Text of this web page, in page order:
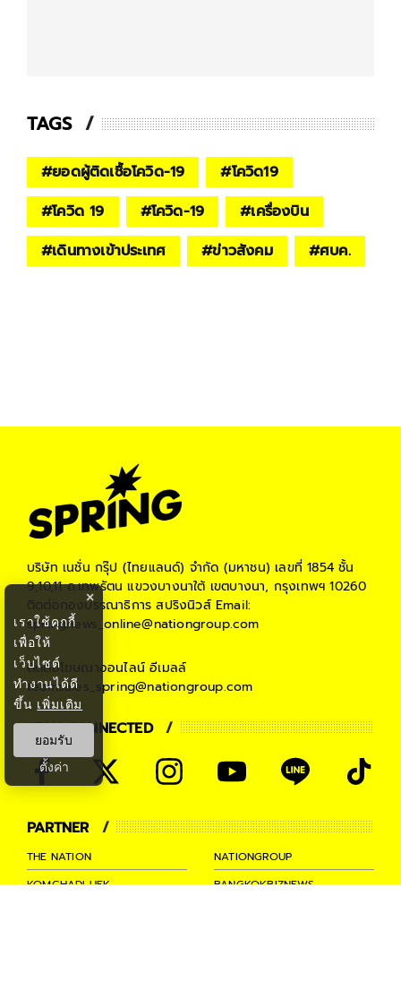
TAGS
#ยอดผู้ติดเชื้อโควิด-19 #โควิด19
#โควิด 19 #โควิด-19 #เครื่องบิน
#เดินทางเข้าประเทศ #ข่าวสังคม #ศบค.
บริษัท เนชั่น กรุ๊ป (ไทยแลนด์) จำกัด (มหาชน) เลขที่ 1854 ชั้น
9,10,11 ถ.เทพรัตน แขวงบางนาใต้ เขตบางนา, กรุงเทพฯ 10260
ติดต่อกองบรรณาธิการ สปริงนิวส์Email:
springnews_online@nationgroup.com
ติดต่อโฆษณาออนไลน์ อีเมลล์
teamsales_spring@nationgroup.com
STAY CONNECTED
PARTNER
THE NATION
NATIONGROUP
KOMCHADLUEK
BANGKOKBIZNEWS
×
เราใช้คุกกี้
เพื่อให้
เว็บไซต์
ทำงานได้ดี
ขึ้น เพิ่มเติม
ยอมรับ
ตั้งค่า